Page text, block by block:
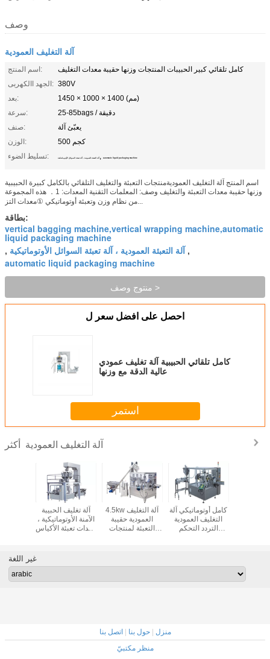
وصف
آلة التغليف العمودية
اسم المنتج:
كامل تلقائي كبير الحبيبات المنتجات وزنها حقيبة معدات التغليف
الجهد االكهربى: 380V
بعد:
1450 × 1000 × 1400 (مم)
سرعة:
25-85bags / دقيقة
صنف:
يعبّئ آلة
الوزن:
500 كجم
تسليط الضوء:
آلة التعبئة العمودية ، آلة تعبئة السوائل الأوتوماتيكية , automatic liquid packaging machine
اسم المنتج آلة التغليف العموديةمنتجات التعبئة والتغليف التلقائي بالكامل كبيرة الحبيبية
وزنها حقيبة معدات التعبئة والتغليف وصف: المعلمات التقنية المعدات: 1． هذه المجموعة
من نظام وزن وتعبئة أوتوماتيكي ①معدات التز...
بطاقة:
vertical bagging machine,vertical wrapping machine,automatic
liquid packaging machine
, آلة التعبئة العمودية ، آلة تعبئة السوائل الأوتوماتيكية ,
automatic liquid packaging machine
منتوج وصف >
احصل على افضل سعر ل
كامل تلقائي الحبيبية آلة تغليف عمودي
عالية الدقة مع وزنها
استمر
آلة التغليف العمودية
آلة تغليف الحبيبة
الآمنة الأوتوماتيكية ،
معدات تعبئة الأكياس
4.5kw آلة التغليف
العمودية حقيبة
التعبئة لمنتجات
كامل أوتوماتيكي آلة
التغليف العمودية
التردد التحكم
غير اللغة
منزل |حول بنا |اتصل بنا
منظر مكتبيّ